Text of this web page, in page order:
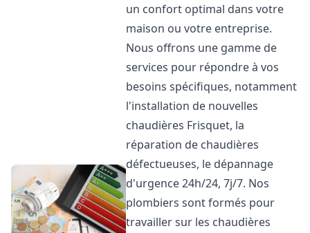
un confort optimal dans votre
maison ou votre entreprise.
Nous offrons une gamme de
services pour répondre à vos
besoins spécifiques, notamment
l'installation de nouvelles
chaudières Frisquet, la
réparation de chaudières
défectueuses, le dépannage
d'urgence 24h/24, 7j/7. Nos
plombiers sont formés pour
travailler sur les chaudières